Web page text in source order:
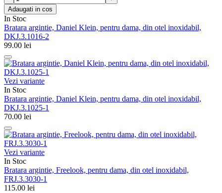
Adaugati in cos
In Stoc
Bratara argintie, Daniel Klein, pentru dama, din otel inoxidabil,
DKJ.3.1016-2
99.00 lei
Vezi variante
In Stoc
Bratara argintie, Daniel Klein, pentru dama, din otel inoxidabil,
DKJ.3.1025-1
70.00 lei
Vezi variante
In Stoc
Bratara argintie, Freelook, pentru dama, din otel inoxidabil,
FRJ.3.3030-1
115.00 lei